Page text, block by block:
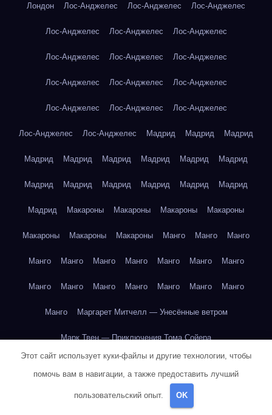
Лондон Лос-Анджелес Лос-Анджелес Лос-Анджелес
Лос-Анджелес Лос-Анджелес Лос-Анджелес
Лос-Анджелес Лос-Анджелес Лос-Анджелес
Лос-Анджелес Лос-Анджелес Лос-Анджелес
Лос-Анджелес Лос-Анджелес Лос-Анджелес
Лос-Анджелес Лос-Анджелес Мадрид Мадрид Мадрид
Мадрид Мадрид Мадрид Мадрид Мадрид Мадрид
Мадрид Мадрид Мадрид Мадрид Мадрид Мадрид
Мадрид Макароны Макароны Макароны Макароны
Макароны Макароны Макароны Манго Манго Манго
Манго Манго Манго Манго Манго Манго Манго
Манго Манго Манго Манго Манго Манго Манго
Манго Маргарет Митчелл — Унесённые ветром
Марк Твен — Приключения Тома Сойера
Марк Твен — Приключения Тома Сойера
Этот сайт использует куки-файлы и другие технологии, чтобы
помочь вам в навигации, а также предоставить лучший
пользовательский опыт. OK